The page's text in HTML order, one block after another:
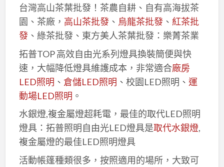
台灣高山茶葉批發！茶農自耕、自有高海拔茶
園、茶廠， 高山茶批發、 烏龍茶批發、 紅茶批
發、綠茶批發、東方美人茶葉批發：樂菁茶業
拓普TOP 高效自由光系列燈具換裝簡便與快
速，大幅降低燈具維護成本，非常適合廠房
LED照明 、 倉儲LED照明 、校園LED照明、 運
動場LED照明 。
水銀燈,複金屬燈超耗電，最佳的取代LED照明
燈具：拓普照明自由光LED燈具是取代水銀燈,
複金屬燈的最佳LED照明燈具
活動帳篷種類很多，按照適用的場所，大致可